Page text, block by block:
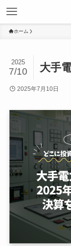
ホーム
大手
2025
7/10
2025年7月10日